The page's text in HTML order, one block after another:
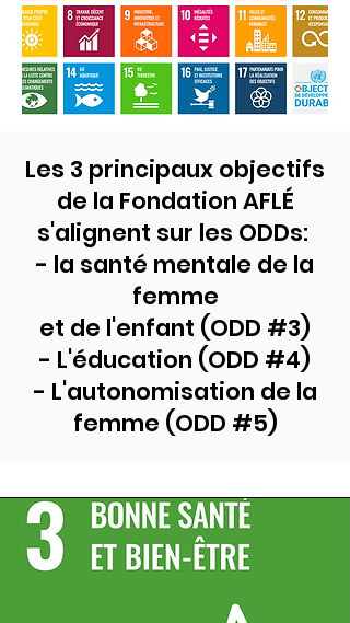
Les 3 principaux objectifs
de la Fondation AFLÉ
s'alignent sur les ODDs:
- la santé mentale de la
femme
et de l'enfant (ODD #3)
- L'éducation (ODD #4)
- L'autonomisation de la
femme (ODD #5)